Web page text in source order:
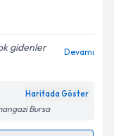
Aydınlatma
belirtilen
gidenler
Devamı
Haritada Göster
Bursa